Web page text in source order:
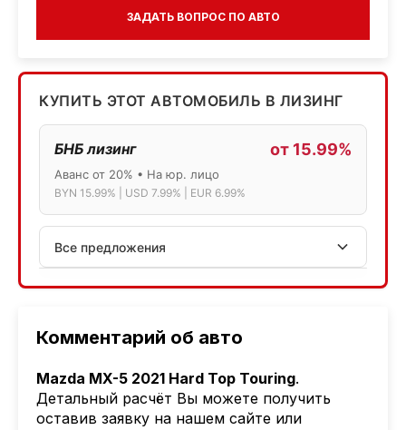
Комментарий об авто
Mazda MX-5 2021 Hard Top Touring.
Детальный расчёт Вы можете получить
оставив заявку на нашем сайте или
ЗАДАТЬ ВОПРОС ПО АВТО
КУПИТЬ ЭТОТ АВТОМОБИЛЬ В ЛИЗИНГ
БНБ лизинг от 15.99%
Аванс от 20% • На юр. лицо
BYN 15.99% | USD 7.99% | EUR 6.99%
Все предложения
АСБ лизинг
Лизинг: BYN 17% | USD 7.99% | EUR 6.99%
Также доступен кредит "Проще простого" 18.9%